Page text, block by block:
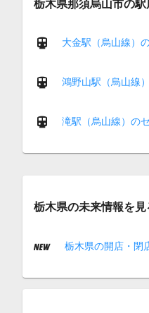
栃木県那須烏山市の
大金駅（烏山線）
鴻野山駅（烏山線
滝駅（烏山線）の
栃木県の未来情報を見
栃木県の開店・閉